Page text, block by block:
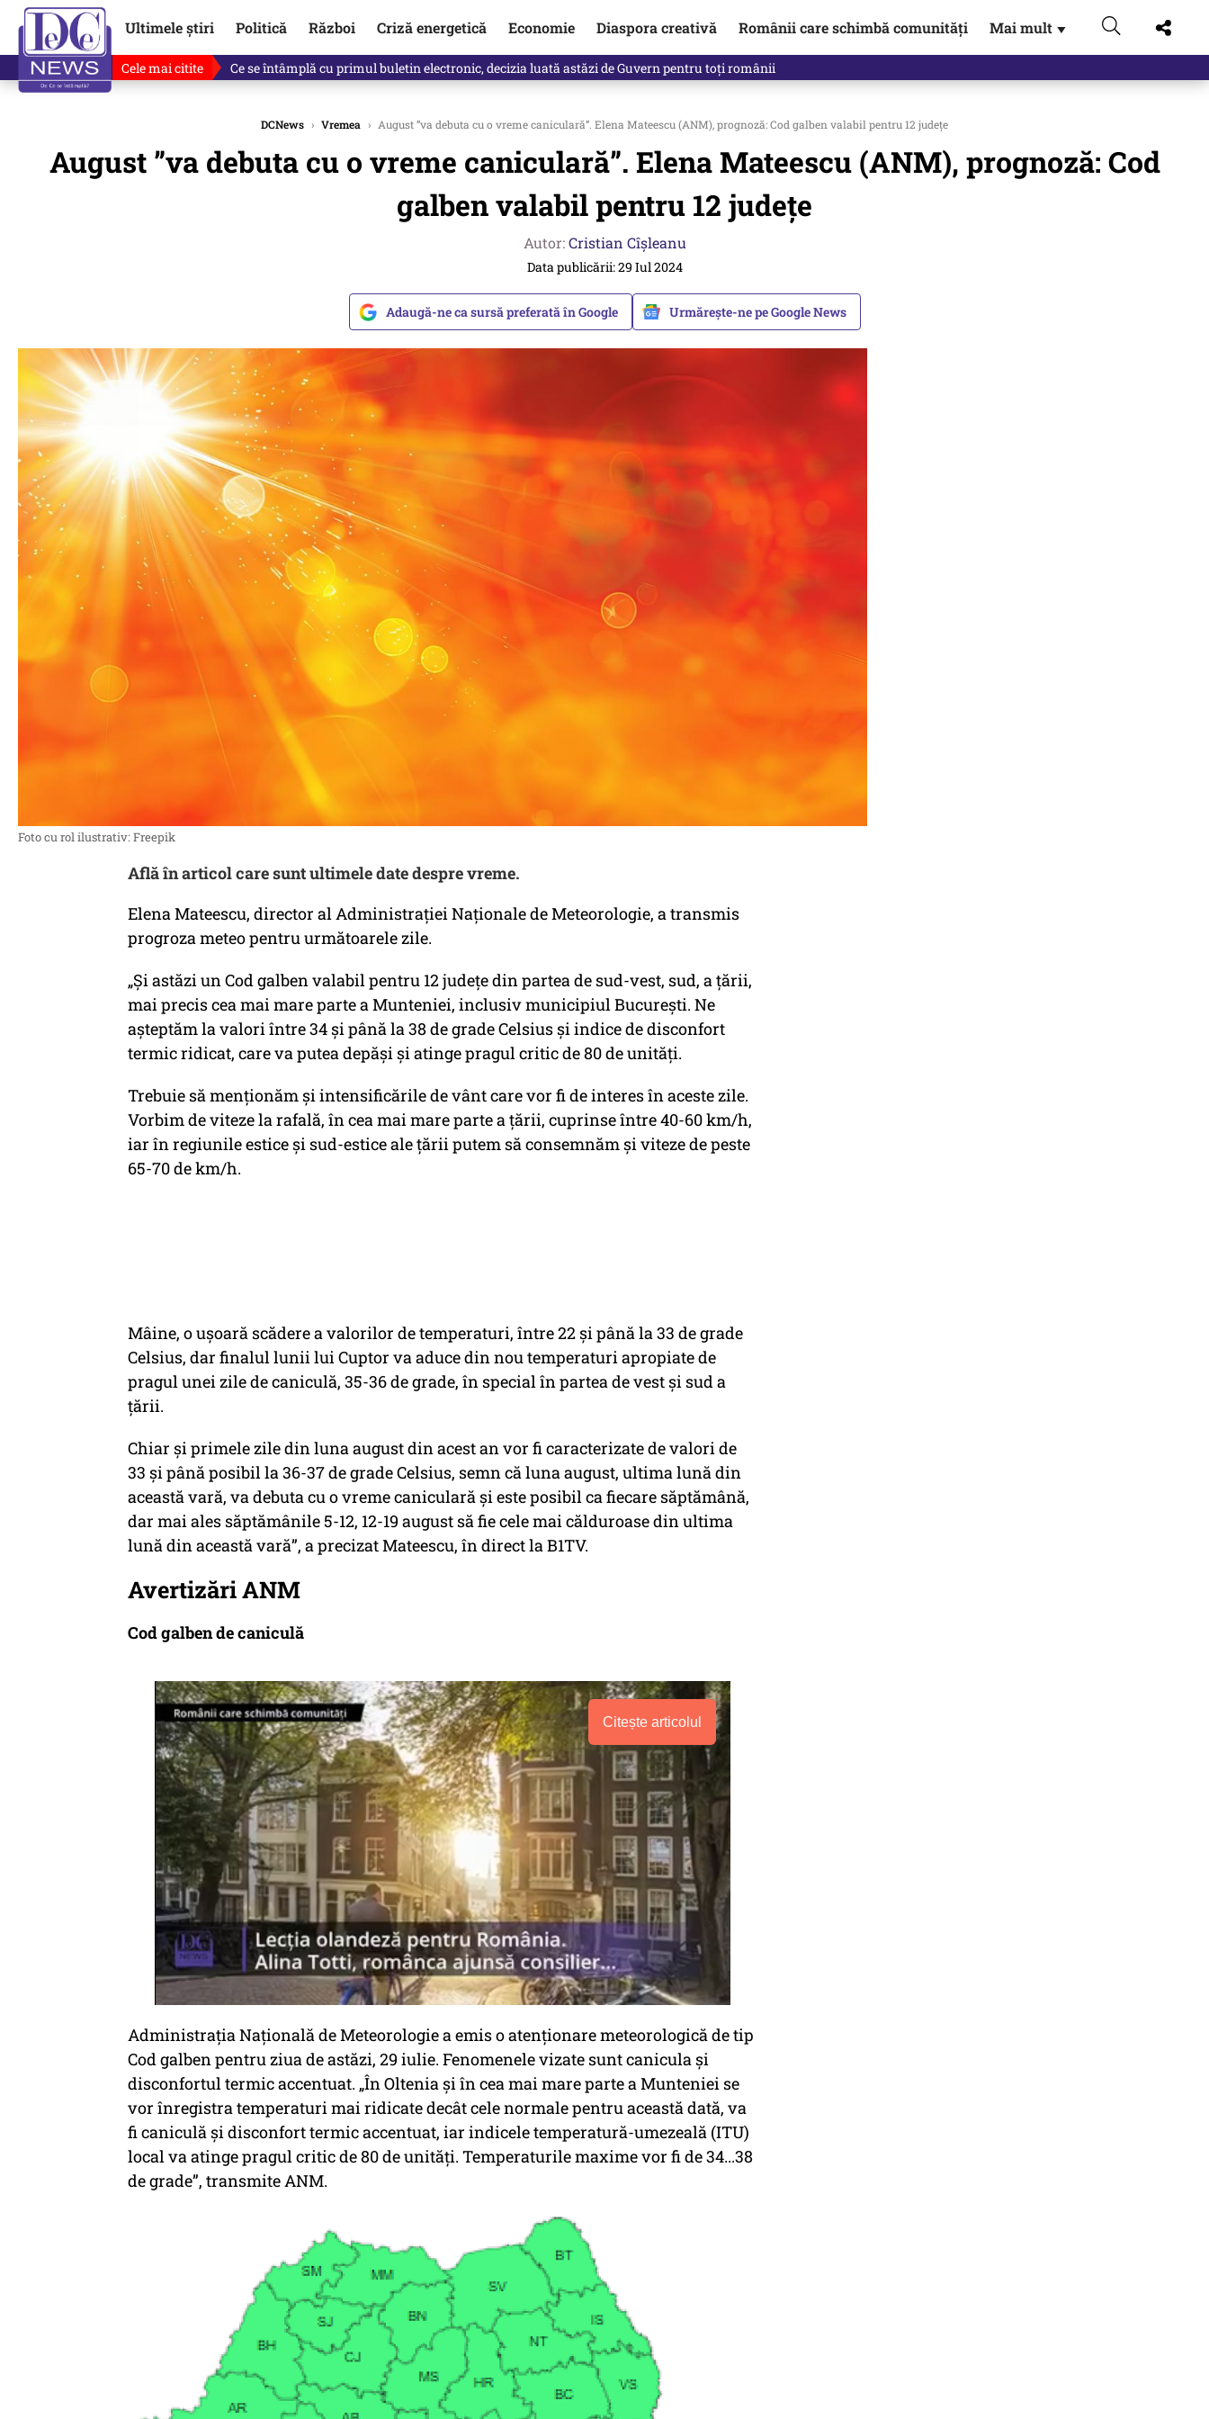
Ultimele știri Politică Război Criză energetică Economie Diaspora creativă Românii care schimbă comunități Mai mult ▼
Cele mai citite Ce se întâmplă cu primul buletin electronic, decizia luată astăzi de Guvern pentru toți românii
DCNews › Vremea › August ”va debuta cu o vreme caniculară”. Elena Mateescu (ANM), prognoză: Cod galben valabil pentru 12 județe
August ”va debuta cu o vreme caniculară”. Elena Mateescu (ANM), prognoză: Cod
galben valabil pentru 12 județe
Autor:Cristian Cîșleanu
Data publicării: 29 Iul 2024
Adaugă-ne ca sursă preferată în Google Urmărește-ne pe Google News
Foto cu rol ilustrativ: Freepik
Află în articol care sunt ultimele date despre vreme.
Elena Mateescu, director al Administrației Naționale de Meteorologie, a transmis
progroza meteo pentru următoarele zile.
„Și astăzi un Cod galben valabil pentru 12 județe din partea de sud-vest, sud, a țării,
mai precis cea mai mare parte a Munteniei, inclusiv municipiul București. Ne
așteptăm la valori între 34 și până la 38 de grade Celsius și indice de disconfort
termic ridicat, care va putea depăși și atinge pragul critic de 80 de unități.
Trebuie să menționăm și intensificările de vânt care vor fi de interes în aceste zile.
Vorbim de viteze la rafală, în cea mai mare parte a țării, cuprinse între 40-60 km/h,
iar în regiunile estice și sud-estice ale țării putem să consemnăm și viteze de peste
65-70 de km/h.
Mâine, o ușoară scădere a valorilor de temperaturi, între 22 și până la 33 de grade
Celsius, dar finalul lunii lui Cuptor va aduce din nou temperaturi apropiate de
pragul unei zile de caniculă, 35-36 de grade, în special în partea de vest și sud a
țării.
Chiar și primele zile din luna august din acest an vor fi caracterizate de valori de
33 și până posibil la 36-37 de grade Celsius, semn că luna august, ultima lună din
această vară, va debuta cu o vreme caniculară și este posibil ca fiecare săptămână,
dar mai ales săptămânile 5-12, 12-19 august să fie cele mai călduroase din ultima
lună din această vară”, a precizat Mateescu, în direct la B1TV.
Avertizări ANM
Cod galben de caniculă
Citește articolul
Administrația Națională de Meteorologie a emis o atenționare meteorologică de tip
Cod galben pentru ziua de astăzi, 29 iulie. Fenomenele vizate sunt canicula și
disconfortul termic accentuat. „În Oltenia și în cea mai mare parte a Munteniei se
vor înregistra temperaturi mai ridicate decât cele normale pentru această dată, va
fi caniculă și disconfort termic accentuat, iar indicele temperatură-umezeală (ITU)
local va atinge pragul critic de 80 de unități. Temperaturile maxime vor fi de 34...38
de grade”, transmite ANM.